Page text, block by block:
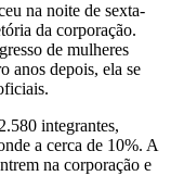
na noite de sexta-
da corporação.
de mulheres
anos depois, ela se
integrantes,
a cerca de 10%. A
na corporação e